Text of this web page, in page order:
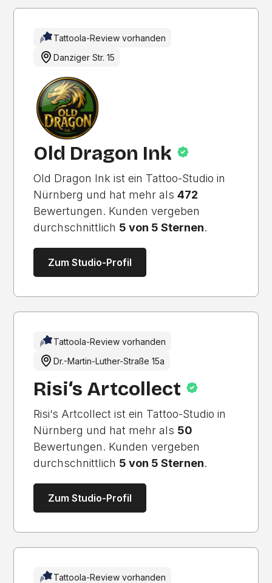
Tattoola-Review vorhanden
Danziger Str. 15
Old Dragon Ink
Old Dragon Ink ist ein Tattoo-Studio in
Nürnberg und hat mehr als472
Bewertungen. Kunden vergeben
durchschnittlich 5 von 5 Sternen.
Zum Studio-Profil
Tattoola-Review vorhanden
Dr.-Martin-Luther-Straße 15a
Risi‘s Artcollect
Risi‘s Artcollect ist ein Tattoo-Studio in
Nürnberg und hat mehr als 50
Bewertungen. Kunden vergeben
durchschnittlich 5 von 5 Sternen.
Zum Studio-Profil
Tattoola-Review vorhanden